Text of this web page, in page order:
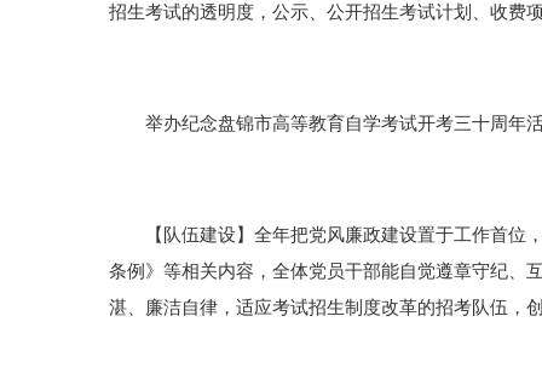
招生考试的透明度，公示、公开招生考试计划、收费
举办纪念盘锦市高等教育自学考试开考三十周年
【队伍建设】全年把党风廉政建设置于工作首位，
条例》等相关内容，全体党员干部能自觉遵章守纪、
湛、廉洁自律，适应考试招生制度改革的招考队伍，